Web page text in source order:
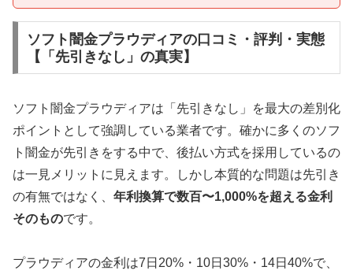
ソフト闇金プラウディアの口コミ・評判・実態
【「先引きなし」の真実】
ソフト闇金プラウディアは「先引きなし」を最大の差別化
ポイントとして強調している業者です。確かに多くのソフ
ト闇金が先引きをする中で、後払い方式を採用しているの
は一見メリットに見えます。しかし本質的な問題は先引き
の有無ではなく、 年利換算で数百〜1,000%を超える金利
そのものです。
プラウディアの金利は7日20%・10日30%・14日40%で、